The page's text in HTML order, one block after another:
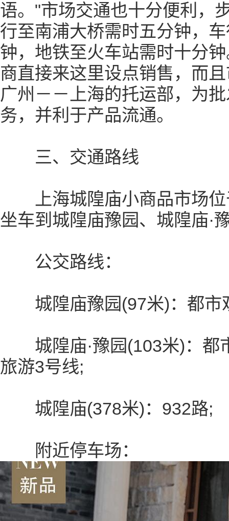
语。"市场交通也十分便利，
行至南浦大桥需时五分钟，
钟，地铁至火车站需时十分
商直接来这里设点销售，而
广州－－上海的托运部，为
务，并利于产品流通。
三、交通路线
上海城隍庙小商品市场位
坐车到城隍庙豫园、城隍庙·
公交路线：
城隍庙豫园(97米)：都市
城隍庙·豫园(103米)：都
旅游3号线;
城隍庙(378米)：932路;
附近停车场：